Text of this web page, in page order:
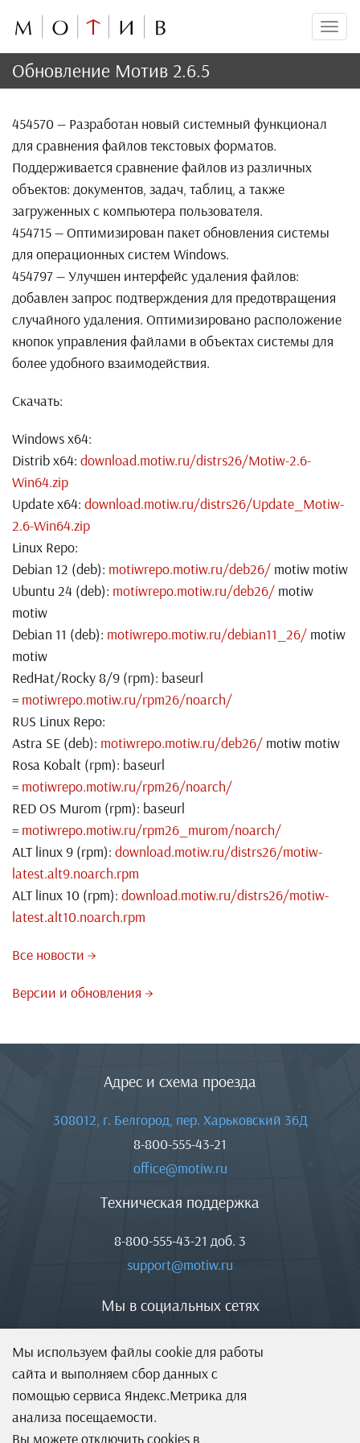
Мы используем файлы cookie для работы
сайта и выполняем сбор данных с
помощью сервиса Яндекс.Метрика для
анализа посещаемости.
Вы можете отключить cookies в
Обновление Мотив 2.6.5
454570 — Разработан новый системный функционал
для сравнения файлов текстовых форматов.
Поддерживается сравнение файлов из различных
объектов: документов, задач, таблиц, а также
загруженных с компьютера пользователя.
454715 — Оптимизирован пакет обновления системы
для операционных систем Windows.
454797 — Улучшен интерфейс удаления файлов:
добавлен запрос подтверждения для предотвращения
случайного удаления. Оптимизировано расположение
кнопок управления файлами в объектах системы для
более удобного взаимодействия.
Скачать:
Windows x64:
Distrib x64: download.motiw.ru/distrs26/Motiw-2.6-
Win64.zip
Update x64: download.motiw.ru/distrs26/Update_Motiw-
2.6-Win64.zip
Linux Repo:
Debian 12 (deb): motiwrepo.motiw.ru/deb26/ motiw motiw
Ubuntu 24 (deb): motiwrepo.motiw.ru/deb26/ motiw
motiw
Debian 11 (deb): motiwrepo.motiw.ru/debian11_26/ motiw
motiw
RedHat/Rocky 8/9 (rpm): baseurl
= motiwrepo.motiw.ru/rpm26/noarch/
RUS Linux Repo:
Astra SE (deb): motiwrepo.motiw.ru/deb26/ motiw motiw
Rosa Kobalt (rpm): baseurl
= motiwrepo.motiw.ru/rpm26/noarch/
RED OS Murom (rpm): baseurl
= motiwrepo.motiw.ru/rpm26_murom/noarch/
ALT linux 9 (rpm): download.motiw.ru/distrs26/motiw-
latest.alt9.noarch.rpm
ALT linux 10 (rpm): download.motiw.ru/distrs26/motiw-
latest.alt10.noarch.rpm
Все новости →
Версии и обновления →
Адрес и схема проезда
308012, г. Белгород, пер. Харьковский 36Д
8-800-555-43-21
office@motiw.ru
Техническая поддержка
8-800-555-43-21 доб. 3
support@motiw.ru
Мы в социальных сетях